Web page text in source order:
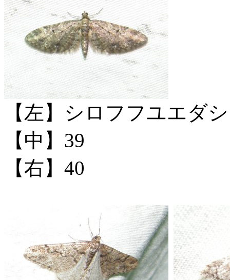
【左】シロフフユエダ
【中】39
【右】40